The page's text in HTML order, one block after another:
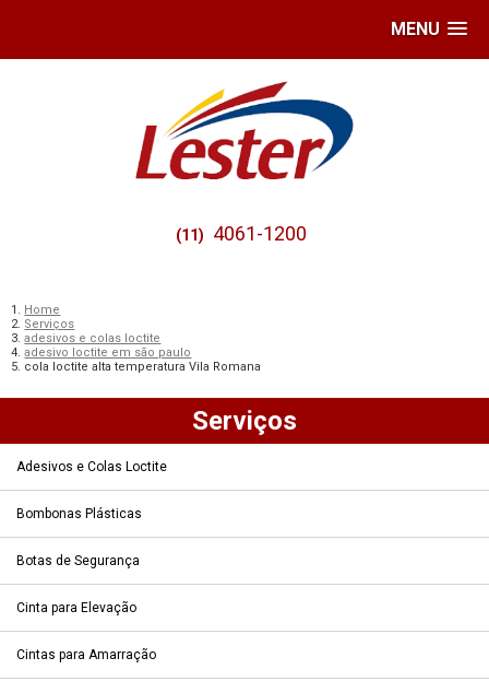
MENU
(11) 4061-1200
Home
Serviços
adesivos e colas loctite
adesivo loctite em são paulo
cola loctite alta temperatura Vila Romana
Serviços
Adesivos e Colas Loctite
Bombonas Plásticas
Botas de Segurança
Cinta para Elevação
Cintas para Amarração